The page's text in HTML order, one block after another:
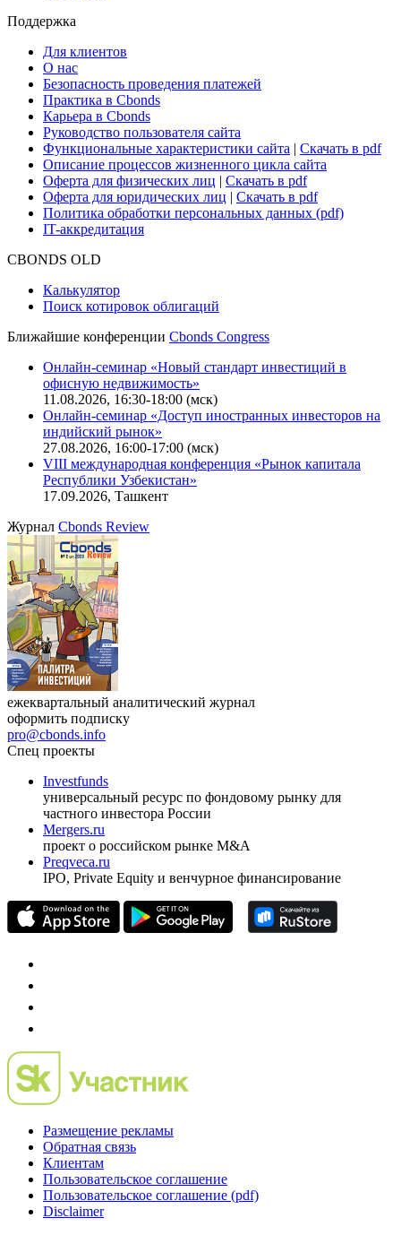
Поддержка
Для клиентов
О нас
Безопасность проведения платежей
Практика в Cbonds
Карьера в Cbonds
Руководство пользователя сайта
Функциональные характеристики сайта | Скачать в pdf
Описание процессов жизненного цикла сайта
Оферта для физических лиц | Скачать в pdf
Оферта для юридических лиц | Скачать в pdf
Политика обработки персональных данных (pdf)
IT-аккредитация
CBONDS OLD
Калькулятор
Поиск котировок облигаций
Ближайшие конференции Cbonds Congress
Онлайн-семинар «Новый стандарт инвестиций в
офисную недвижимость»
11.08.2026, 16:30-18:00 (мск)
Онлайн-семинар «Доступ иностранных инвесторов на
индийский рынок»
27.08.2026, 16:00-17:00 (мск)
VIII международная конференция «Рынок капитала
Республики Узбекистан»
17.09.2026, Ташкент
Журнал Cbonds Review
ежеквартальный аналитический журнал
оформить подписку
pro@cbonds.info
Спец проекты
Investfunds
универсальный ресурс по фондовому рынку для
частного инвестора России
Mergers.ru
проект о российском рынке M&A
Preqveca.ru
IPO, Private Equity и венчурное финансирование
Размещение рекламы
Обратная связь
Клиентам
Пользовательское соглашение
Пользовательское соглашение (pdf)
Disclaimer